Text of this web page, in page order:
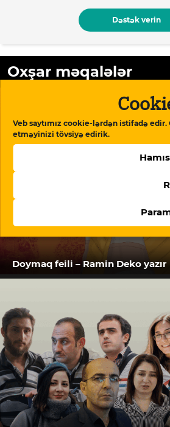
Veb saytımız cookie-lərdən istifadə
etməyinizi tövsiyə edirik.
Dəstək verin
Oxşar məqalələr
Doymaq feili – Ramin Deko yazır